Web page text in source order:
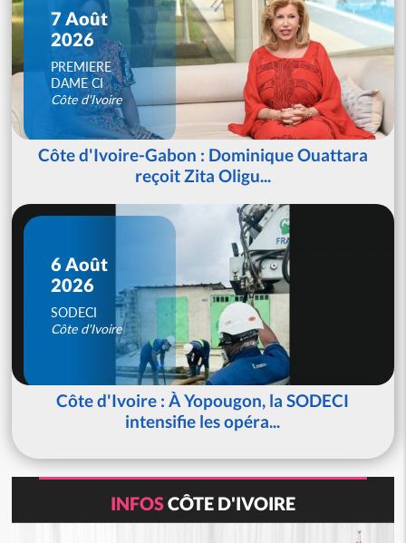
7 Août
2026
PREMIERE
DAME CI
Côte d'Ivoire
Côte d'Ivoire-Gabon : Dominique Ouattara
reçoit Zita Oligu...
6 Août
2026
SODECI
Côte d'Ivoire
Côte d'Ivoire : À Yopougon, la SODECI
intensifie les opéra...
INFOSCÔTE D'IVOIRE